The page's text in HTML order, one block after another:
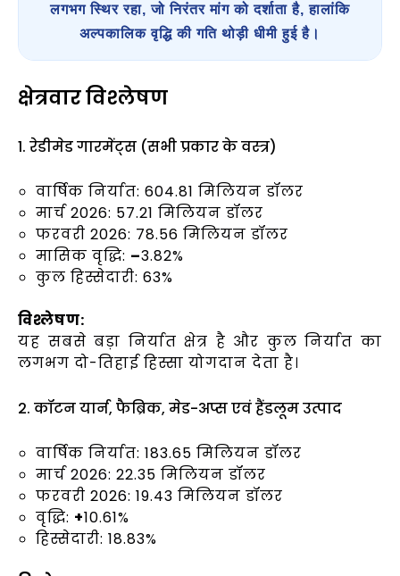
लगभग स्थिर रहा, जो निरंतर मांग को दर्शाता है, हालांकि
अल्पकालिक वृद्धि की गति थोड़ी धीमी हुई है।
क्षेत्रवार विश्लेषण
1. रेडीमेड गारमेंट्स (सभी प्रकार के वस्त्र)
वार्षिक निर्यात: 604.81 मिलियन डॉलर
मार्च 2026: 57.21 मिलियन डॉलर
फरवरी 2026: 78.56 मिलियन डॉलर
मासिक वृद्धि: –3.82%
कुल हिस्सेदारी: 63%
विश्लेषण:
यह सबसे बड़ा निर्यात क्षेत्र है और कुल निर्यात का
लगभग दो-तिहाई हिस्सा योगदान देता है।
2. कॉटन यार्न, फैब्रिक, मेड-अप्स एवं हैंडलूम उत्पाद
वार्षिक निर्यात: 183.65 मिलियन डॉलर
मार्च 2026: 22.35 मिलियन डॉलर
फरवरी 2026: 19.43 मिलियन डॉलर
वृद्धि: +10.61%
हिस्सेदारी: 18.83%